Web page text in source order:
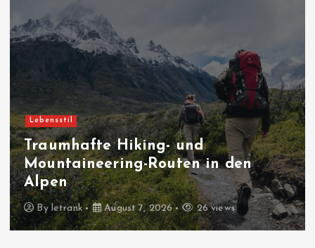
Lebensstil
Traumhafte Hiking- und
Mountaineering-Routen in den
Alpen
By letrank August 7, 2026 26 views